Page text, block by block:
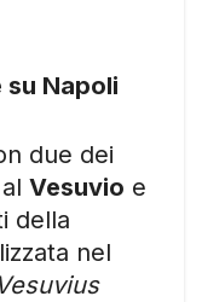
su Napoli
due dei
Vesuvio e
della
nel
Vesuvius